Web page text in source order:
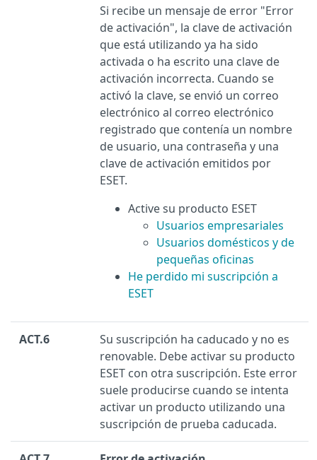
Si recibe un mensaje de error "Error
de activación", la clave de activación
que está utilizando ya ha sido
activada o ha escrito una clave de
activación incorrecta. Cuando se
activó la clave, se envió un correo
electrónico al correo electrónico
registrado que contenía un nombre
de usuario, una contraseña y una
clave de activación emitidos por
ESET.
Active su producto ESET
Usuarios empresariales
Usuarios domésticos y de
pequeñas oficinas
He perdido mi suscripción a
ESET
ACT.6
Su suscripción ha caducado y no es
renovable. Debe activar su producto
ESET con otra suscripción. Este error
suele producirse cuando se intenta
activar un producto utilizando una
suscripción de prueba caducada.